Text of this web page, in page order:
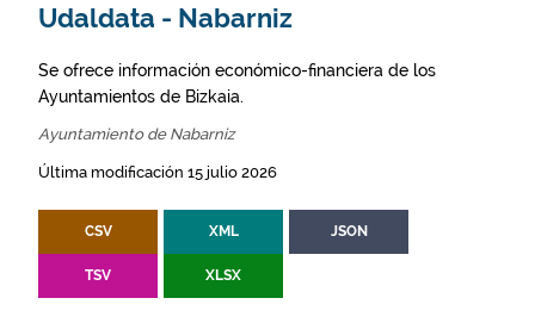
Udaldata - Nabarniz
Se ofrece información económico-financiera de los
Ayuntamientos de Bizkaia.
Ayuntamiento de Nabarniz
Última modificación 15 julio 2026
CSV XML JSON
TSV XLSX